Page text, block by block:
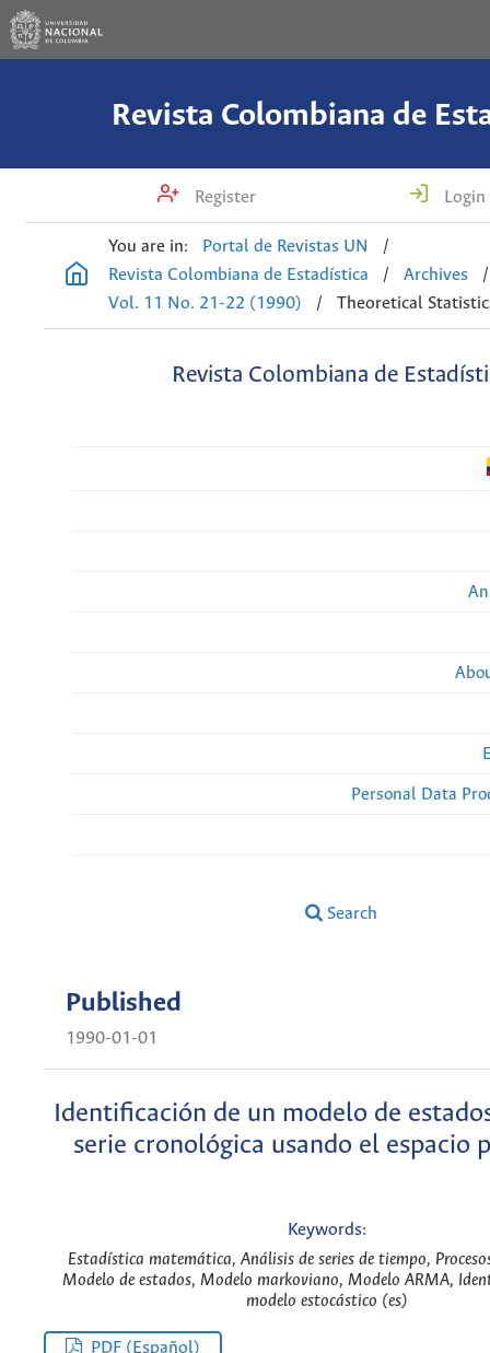
Revista Colombiana de
Register Login
You are in: Portal de Revistas UN
/
Revista Colombiana de Estadística
/ Archives
/
Vol. 11 No. 21-22 (1990)
/ Theoretical
Revista Colombiana de
Personal Data
Search
Published
1990-01-01
Identificación de un modelo de
serie cronológica usando el espacio
Keywords:
Estadística matemática, Análisis de series de tiempo,
Modelo de estados, Modelo markoviano, Modelo ARMA,
modelo estocástico (es)
PDF (Español)